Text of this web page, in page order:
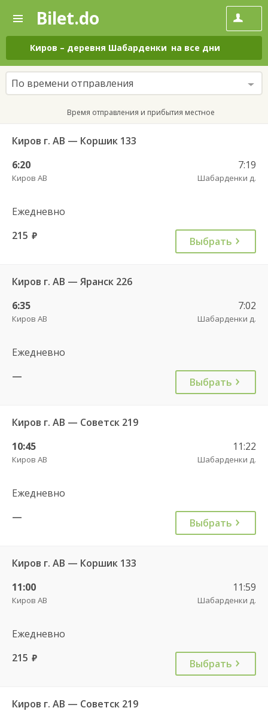
—
Поиск
и
покупка
билетов
на
автобус
онлайн
Bilet.do
Киров – деревня Шабарденки на все дни
По времени отправления
Время отправления и прибытия местное
Киров г. АВ — Коршик 133
6:20
Киров АВ
7:19
Шабарденки д.
Ежедневно
215 руб. Выбрать
Киров г. АВ — Яранск 226
6:35
Киров АВ
7:02
Шабарденки д.
Ежедневно
—
Выбрать
Киров г. АВ — Советск 219
10:45
Киров АВ
11:22
Шабарденки д.
Ежедневно
—
Выбрать
Киров г. АВ — Коршик 133
11:00
Киров АВ
11:59
Шабарденки д.
Ежедневно
215 руб. Выбрать
Киров г. АВ — Советск 219